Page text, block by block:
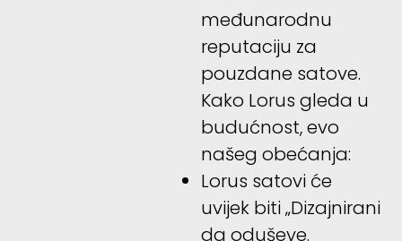
međunarodnu
reputaciju za
pouzdane satove.
Kako Lorus gleda u
budućnost, evo
našeg obećanja:
Lorus satovi će
uvijek biti „Dizajnirani
da oduševe.